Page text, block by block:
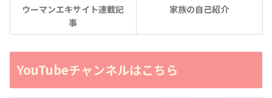
ウーマンエキサイト連載記
事
家族の自己紹介
YouTubeチャンネルはこちら